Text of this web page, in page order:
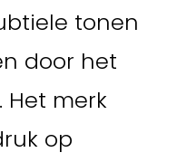
tonen
door het
Het merk
op